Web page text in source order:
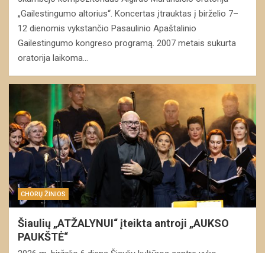
„Gailestingumo altorius“. Koncertas įtrauktas į birželio 7–
12 dienomis vykstančio Pasaulinio Apaštalinio
Gailestingumo kongreso programą. 2007 metais sukurta
oratorija laikoma…
CHORŲ ŽINIOS
Šiaulių „ATŽALYNUI“ įteikta antroji „AUKSO
PAUKŠTĖ“